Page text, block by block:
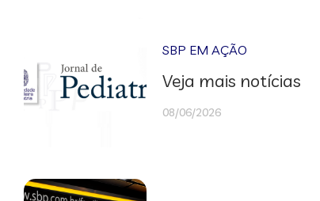
SBP EM AÇÃO
Veja mais notícias
08/06/2026